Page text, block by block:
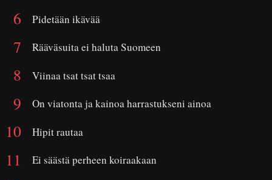
Pidetään ikävää
Rääväsuita ei haluta Suomeen
Viinaa tsat tsat tsaa
On viatonta ja kainoa harrastukseni ainoa
Hipit rautaa
Ei säästä perheen koiraakaan